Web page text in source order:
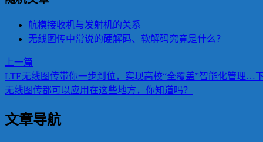
航模接收机与发射机的关系
无线图传中常说的硬解码、软解码究竟是什么？
上一篇
LTE无线图传带你一步到位，实现高校“全覆盖”智能化管理…
无线图传都可以应用在这些地方，你知道吗？
文章导航